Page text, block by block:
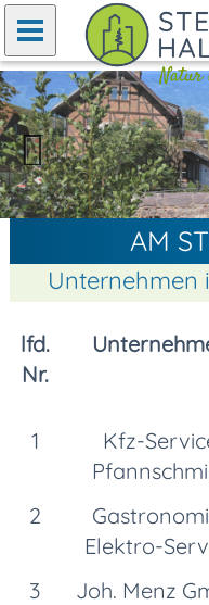
Zurück
AM
Unternehmen
lfd.
Nr.
1
Kfz-
2
Elektro-
3 Joh. Menz